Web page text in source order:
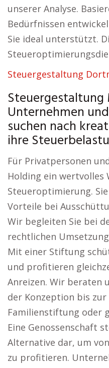
unserer Analyse.
Bedürfnissen
Sie ideal unterstützt.
Steuergestaltung
Unternehmen
suchen nach
ihre
Für Privatpersonen
Holding ein wertvolles
Steueroptimierung.
Vorteile bei
Wir begleiten Sie bei
rechtlichen
Mit einer Stiftung
und profitieren
Anreizen. Wir beraten
der Konzeption bis
Familienstiftung oder
Eine Genossenschaft
Alternative dar, um
zu profitieren.